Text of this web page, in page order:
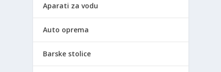
Aparati za vodu
Auto oprema
Barske stolice